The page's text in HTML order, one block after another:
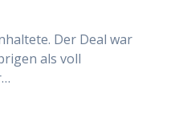
Der Deal war
als voll